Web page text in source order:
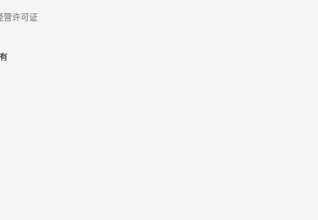
营许可证